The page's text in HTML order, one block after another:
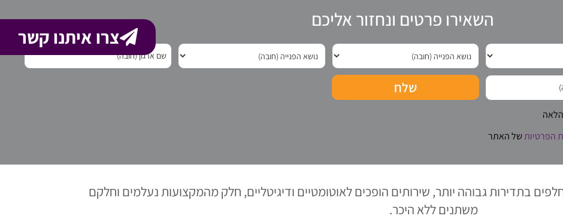
צרו איתנו קשר
השאירו פרטים ונחזור אליכם
שלח
הפרטיותשל האתר
בתדירות גבוהה יותר, שירותים הופכים לאוטומטיים ודיגיטליים, חלק מהמקצועות נעלמים וחלקם
משתנים ללא היכר.